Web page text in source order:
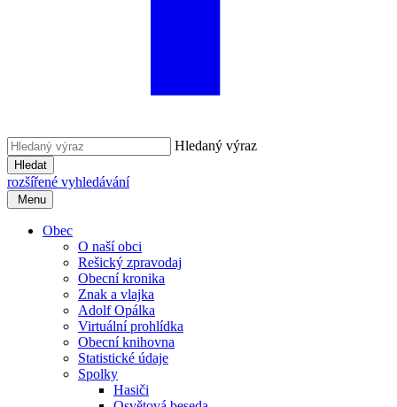
Hledaný výraz
Hledat
rozšířené vyhledávání
Menu
Obec
O naší obci
Rešický zpravodaj
Obecní kronika
Znak a vlajka
Adolf Opálka
Virtuální prohlídka
Obecní knihovna
Statistické údaje
Spolky
Hasiči